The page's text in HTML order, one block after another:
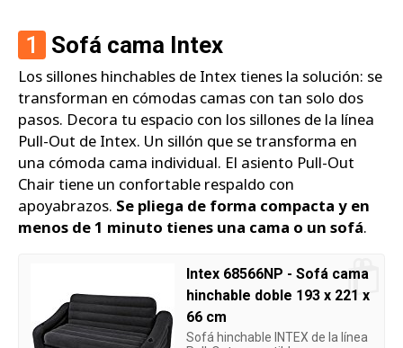
1 Sofá cama Intex
Los sillones hinchables de Intex tienes la solución: se
transforman en cómodas camas con tan solo dos
pasos. Decora tu espacio con los sillones de la línea
Pull-Out de Intex. Un sillón que se transforma en
una cómoda cama individual. El asiento Pull-Out
Chair tiene un confortable respaldo con
apoyabrazos. Se pliega de forma compacta y en
menos de 1 minuto tienes una cama o un sofá.
Intex 68566NP - Sofá cama
hinchable doble 193 x 221 x
66 cm
Sofá hinchable INTEX de la línea